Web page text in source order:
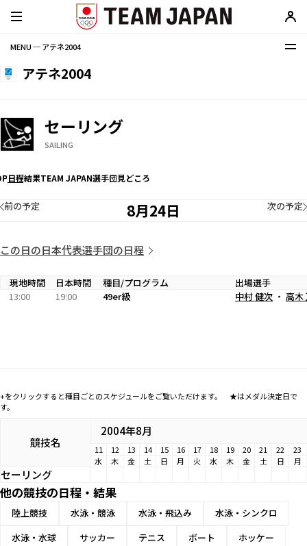
MENU ─ アテネ2004
アテネ2004
セーリング
SAILING
日程結果TEAM JAPAN選手団見どころ
8月24日
前の予定 次の予定
この日の日本代表選手団の日程
現地時間 日本時間 種目/プログラム
出場選手
13:00
19:00 49er級 中村 健次 ・ 高木
+をクリックすると種目ごとのスケジュールをご覧いただけます。 ★はメダル決定日で
す。
競技名
2004年8月
11 12 13 14 15 16 17 18 19 20 21 22
23
水
木 金 土 日 月 火 水 木 金 土 日 月
セーリング
他の競技の日程・結果
陸上競技 水泳・競泳 水泳・飛込み
水泳・シンクロ
水泳・水球
サッカー テニス ボート
ホッケー